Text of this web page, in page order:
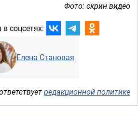
Фото: скрин видео
соцсетях:
Елена Становая
редакционной политике